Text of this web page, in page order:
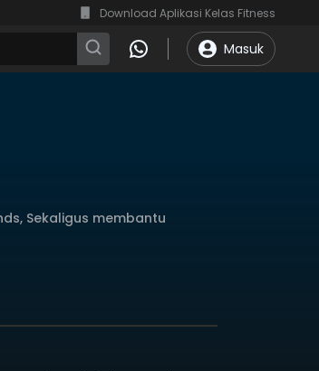
Download Aplikasi Kelas Fitness
Masuk
Sekaligus membantu